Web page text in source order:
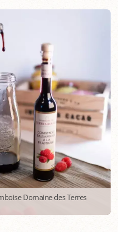
Domaine des Terres